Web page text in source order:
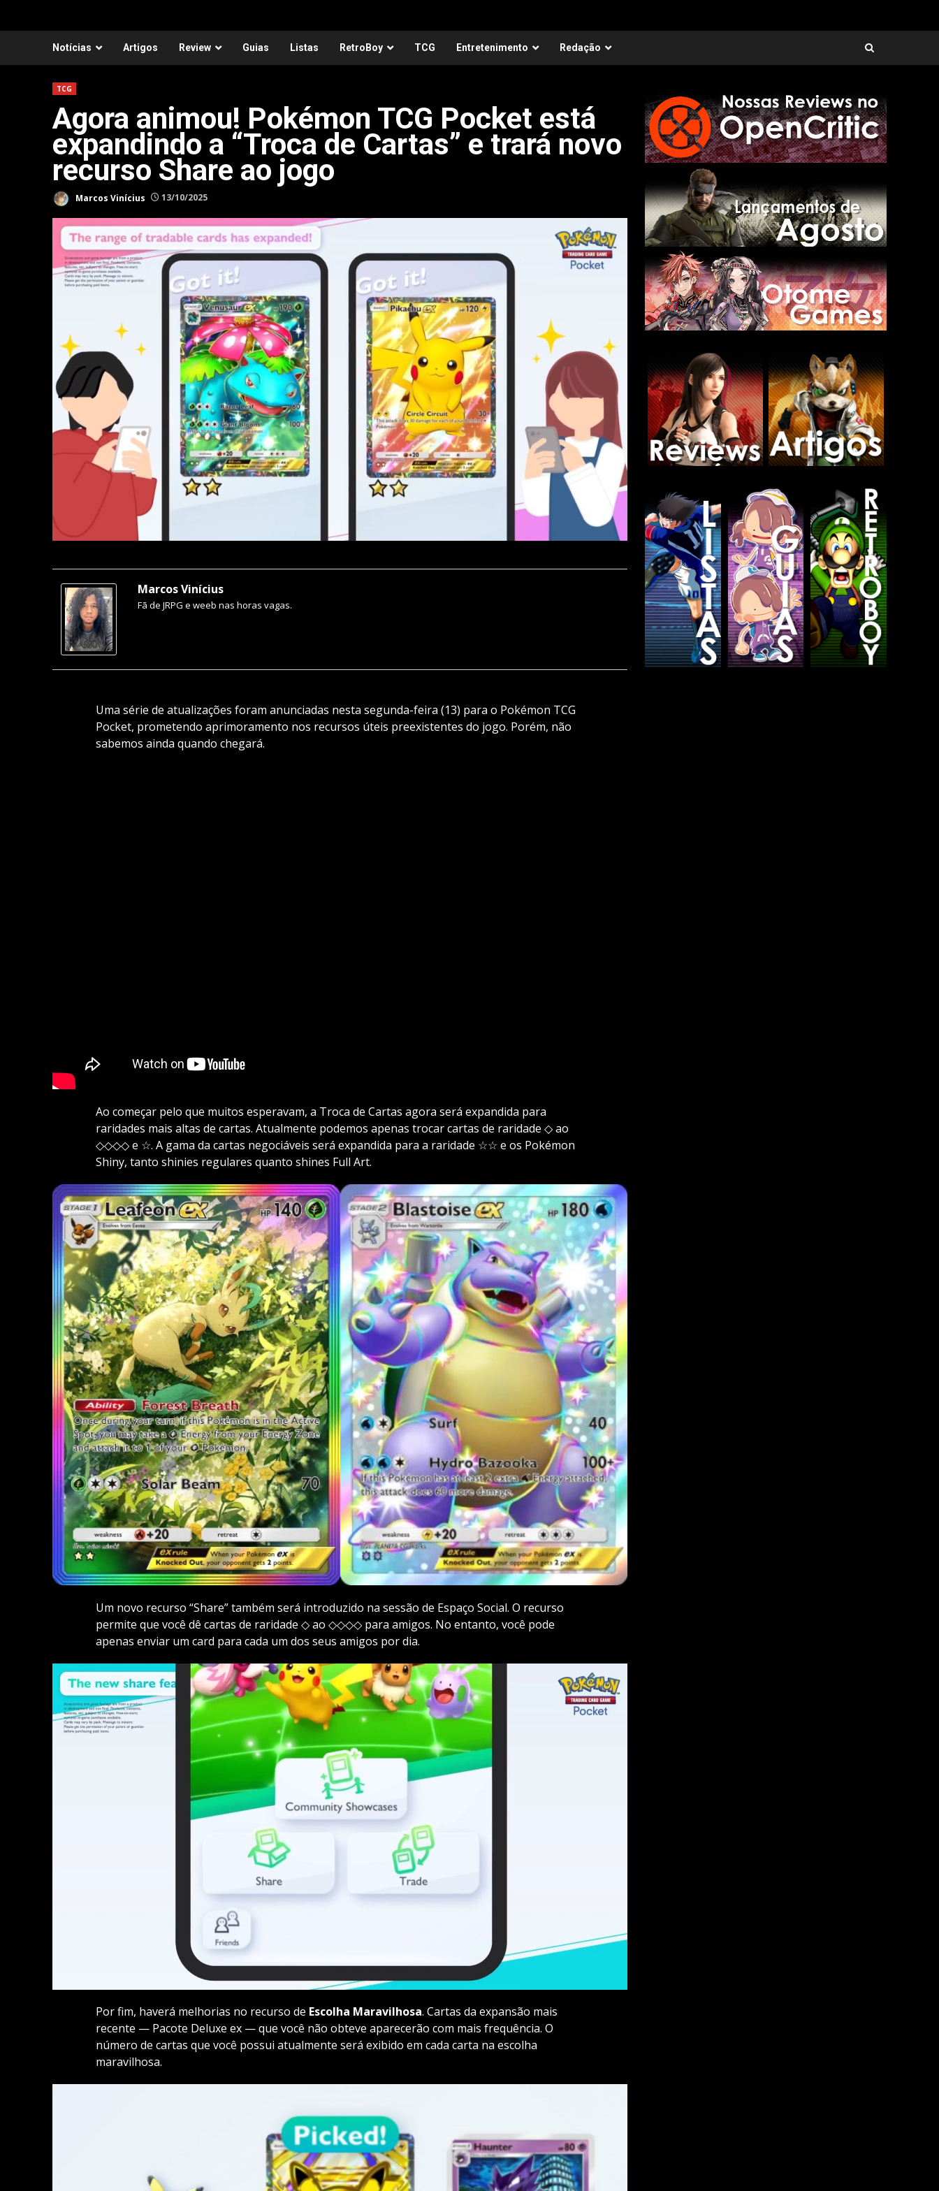
Notícias Artigos Review Guias Listas RetroBoy TCG Entretenimento Redação
TCG
Agora animou! Pokémon TCG Pocket está
expandindo a “Troca de Cartas” e trará novo
recurso Share ao jogo
Marcos Vinícius 13/10/2025
Marcos Vinícius
Fã de JRPG e weeb nas horas vagas.
Uma série de atualizações foram anunciadas nesta segunda-feira (13) para o Pokémon TCG
Pocket, prometendo aprimoramento nos recursos úteis preexistentes do jogo. Porém, não
sabemos ainda quando chegará.
Ao começar pelo que muitos esperavam, a Troca de Cartas agora será expandida para
raridades mais altas de cartas. Atualmente podemos apenas trocar cartas de raridade ◇ ao
◇◇◇◇ e ☆. A gama da cartas negociáveis será expandida para a raridade ☆☆ e os Pokémon
Shiny, tanto shinies regulares quanto shines Full Art.
Um novo recurso “Share” também será introduzido na sessão de Espaço Social. O recurso
permite que você dê cartas de raridade ◇ ao ◇◇◇◇ para amigos. No entanto, você pode
apenas enviar um card para cada um dos seus amigos por dia.
Por fim, haverá melhorias no recurso de Escolha Maravilhosa. Cartas da expansão mais
recente — Pacote Deluxe ex — que você não obteve aparecerão com mais frequência. O
número de cartas que você possui atualmente será exibido em cada carta na escolha
maravilhosa.